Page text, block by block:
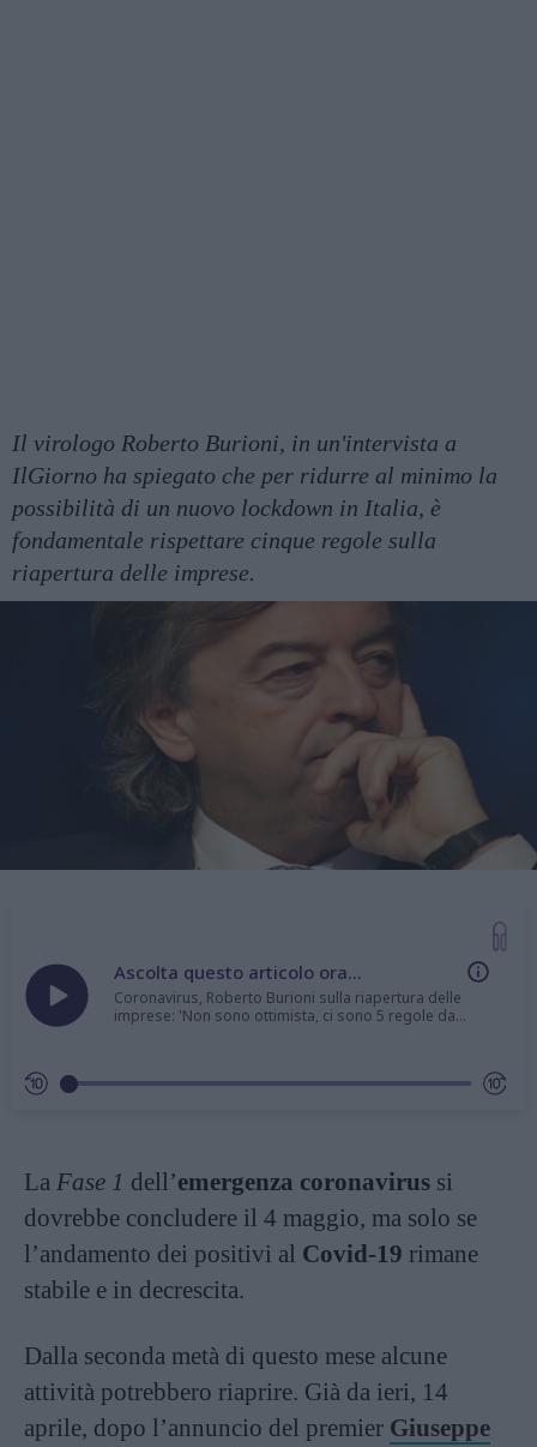
Il virologo Roberto Burioni, in un'intervista a
IlGiorno ha spiegato che per ridurre al minimo la
possibilità di un nuovo lockdown in Italia, è
fondamentale rispettare cinque regole sulla
riapertura delle imprese.
Ascolta questo articolo ora...
Coronavirus, Roberto Burioni sulla riapertura delle
imprese: 'Non sono ottimista, ci sono 5 regole da
La Fase 1 dell’emergenza coronavirus si
dovrebbe concludere il 4 maggio, ma solo se
l’andamento dei positivi al Covid-19 rimane
stabile e in decrescita.
Dalla seconda metà di questo mese alcune
attività potrebbero riaprire. Già da ieri, 14
aprile, dopo l’annuncio del premier Giuseppe